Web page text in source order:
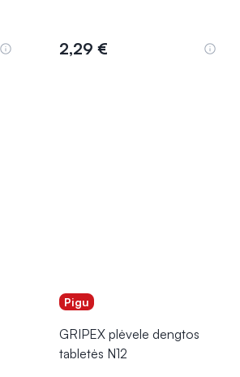
2,29 €
Pigu
GRIPEX plėvele dengtos
tabletės N12